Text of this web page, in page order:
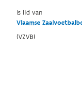
Is lid van
Vlaamse
(VZVB)